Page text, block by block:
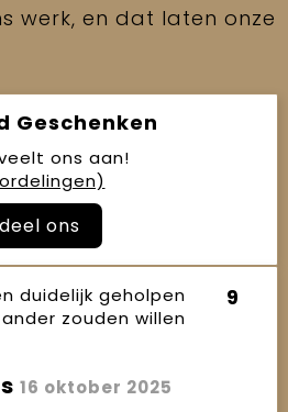
werk, en dat laten onze
Geschenken
ons aan!
ons
duidelijk geholpen
zouden willen
9
16 oktober 2025